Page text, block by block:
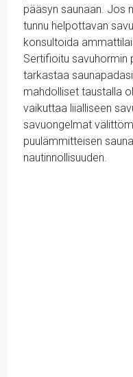
pääsyn saunaan. Jos
tunnu helpottavan
konsultoida
Sertifioitu savuhormin
tarkastaa
mahdolliset taustalla
vaikuttaa liialliseen
savuongelmat
puulämmitteisen
nautinnollisuuden.